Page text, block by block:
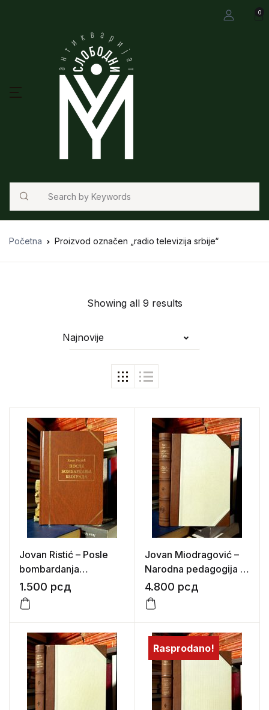
0
Search
Početna Proizvod označen „radio televizija srbije“
Showing all 9 results
Najnovije
Jovan Ristić – Posle
bombardanja
Beograda
1.500 рсд
Jovan Miodragović –
Narodna pedagogija u
Srba
4.800 рсд
Rasprodano!